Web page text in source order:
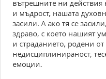
вътрешните ни
и мъдрост, нашата
засили. А ако тя се
здраво, с което нашият
и страданието, родени
недисциплинираност,
емоции.